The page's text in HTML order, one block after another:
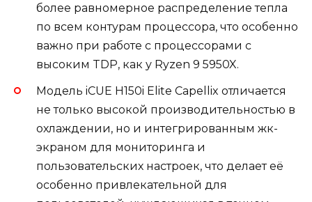
более равномерное распределение тепла
по всем контурам процессора, что особенно
важно при работе с процессорами с
высоким TDP, как у Ryzen 9 5950X.
Модель iCUE H150i Elite Capellix отличается
не только высокой производительностью в
охлаждении, но и интегрированным жк-
экраном для мониторинга и
пользовательских настроек, что делает её
особенно привлекательной для